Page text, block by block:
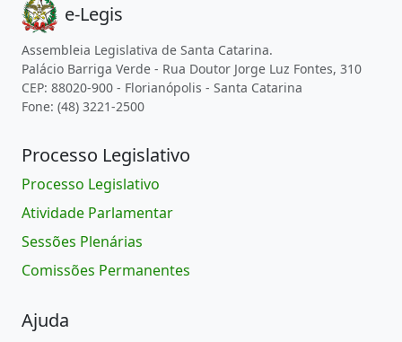
e-Legis
Assembleia Legislativa de Santa Catarina.
Palácio Barriga Verde - Rua Doutor Jorge Luz Fontes, 310
CEP: 88020-900 - Florianópolis - Santa Catarina
Fone: (48) 3221-2500
Processo Legislativo
Processo Legislativo
Atividade Parlamentar
Sessões Plenárias
Comissões Permanentes
Ajuda